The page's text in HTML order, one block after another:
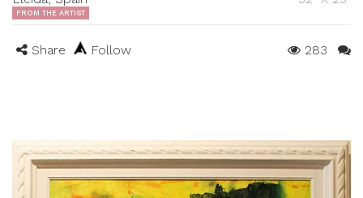
FROM THE ARTIST
Share Follow 283